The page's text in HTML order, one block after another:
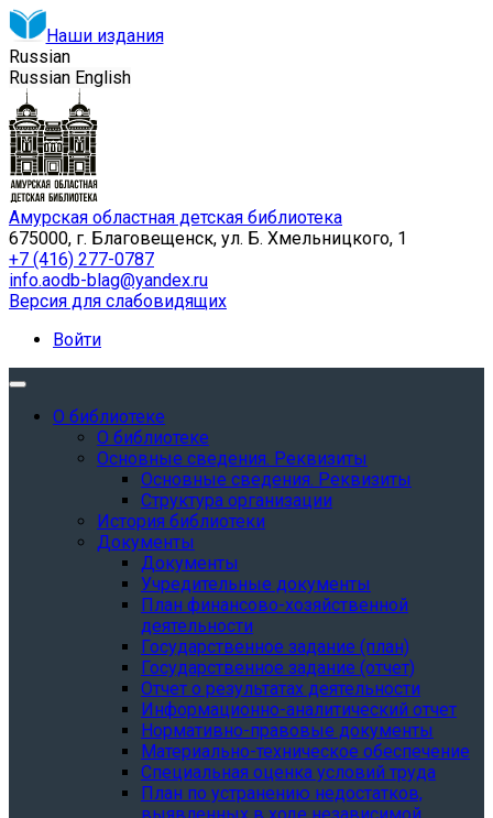
Наши издания
Russian
Russian English
Амурская областная детская библиотека
675000, г. Благовещенск, ул. Б. Хмельницкого, 1
+7 (416) 277-0787
info.aodb-blag@yandex.ru
Версия для слабовидящих
Войти
О библиотеке
О библиотеке
Основные сведения. Реквизиты
Основные сведения. Реквизиты
Структура организации
История библиотеки
Документы
Документы
Учредительные документы
План финансово-хозяйственной
деятельности
Государственное задание (план)
Государственное задание (отчет)
Отчет о результатах деятельности
Информационно-аналитический отчет
Нормативно-правовые документы
Материально-техническое обеспечение
Специальная оценка условий труда
План по устранению недостатков,